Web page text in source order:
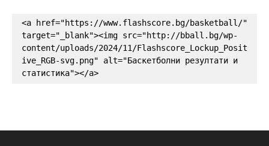
<a href="https://www.flashscore.bg/basketball/"
target="_blank"><img src="http://bball.bg/wp-
content/uploads/2024/11/Flashscore_Lockup_Posit
ive_RGB-svg.png" alt="Баскетболни резултати и
статистика"></a>